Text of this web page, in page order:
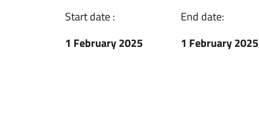
Start date :
1 February 2025
End date:
1 February 2025